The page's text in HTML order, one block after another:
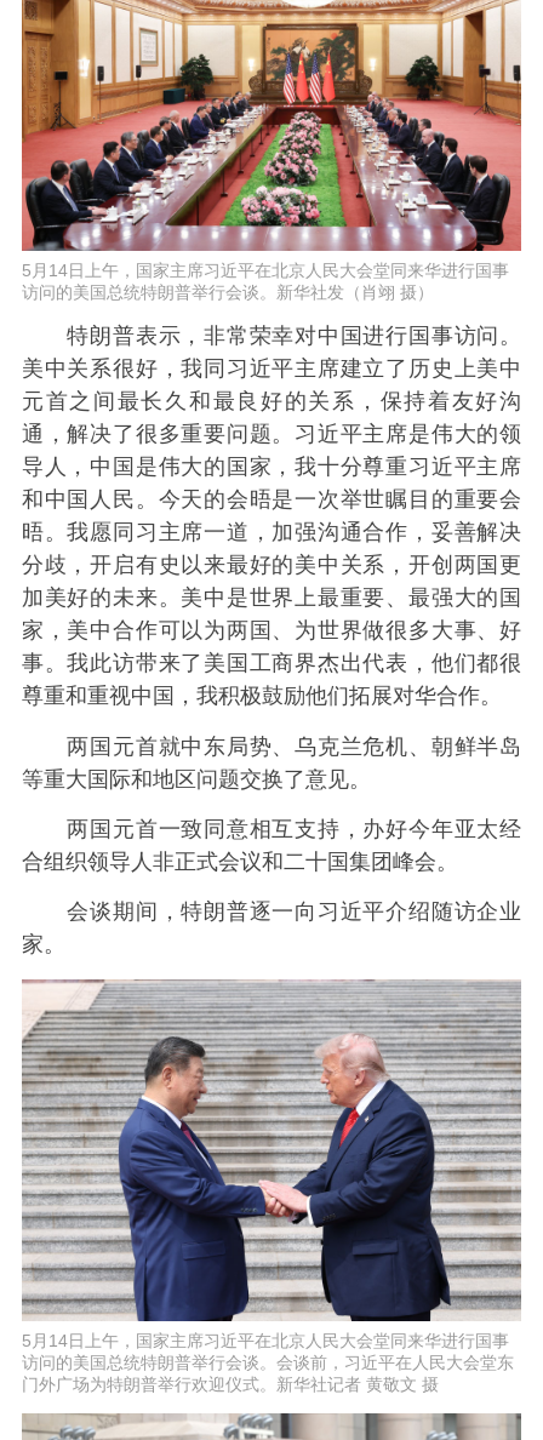
5月14日上午，国家主席习近平在北京人民大会堂同来华进行国事
访问的美国总统特朗普举行会谈。新华社发（肖翊 摄）
特朗普表示，非常荣幸对中国进行国事访问。
美中关系很好，我同习近平主席建立了历史上美中
元首之间最长久和最良好的关系，保持着友好沟
通，解决了很多重要问题。习近平主席是伟大的领
导人，中国是伟大的国家，我十分尊重习近平主席
和中国人民。今天的会晤是一次举世瞩目的重要会
晤。我愿同习主席一道，加强沟通合作，妥善解决
分歧，开启有史以来最好的美中关系，开创两国更
加美好的未来。美中是世界上最重要、最强大的国
家，美中合作可以为两国、为世界做很多大事、好
事。我此访带来了美国工商界杰出代表，他们都很
尊重和重视中国，我积极鼓励他们拓展对华合作。
两国元首就中东局势、乌克兰危机、朝鲜半岛
等重大国际和地区问题交换了意见。
两国元首一致同意相互支持，办好今年亚太经
合组织领导人非正式会议和二十国集团峰会。
会谈期间，特朗普逐一向习近平介绍随访企业
家。
5月14日上午，国家主席习近平在北京人民大会堂同来华进行国事
访问的美国总统特朗普举行会谈。会谈前，习近平在人民大会堂东
门外广场为特朗普举行欢迎仪式。新华社记者 黄敬文 摄